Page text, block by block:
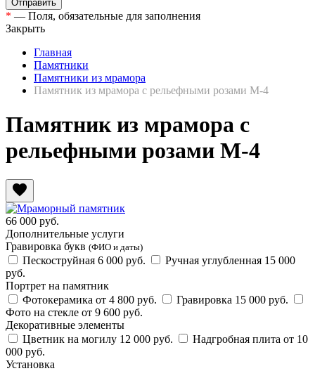
* — Поля, обязательные для заполнения
Закрыть
Главная
Памятники
Памятники из мрамора
Памятник из мрамора с рельефными розами М-4
Памятник из мрамора с
рельефными розами М-4
favorite
66 000 руб.
Дополнительные услуги
Гравировка букв (ФИО и даты)
Пескоструйная 6 000 руб. Ручная углубленная 15 000
руб.
Портрет на памятник
Фотокерамика от 4 800 руб. Гравировка 15 000 руб.
Фото на стекле от 9 600 руб.
Декоративные элементы
Цветник на могилу 12 000 руб. Надгробная плита от 10
000 руб.
Установка